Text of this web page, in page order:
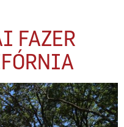
FAZER